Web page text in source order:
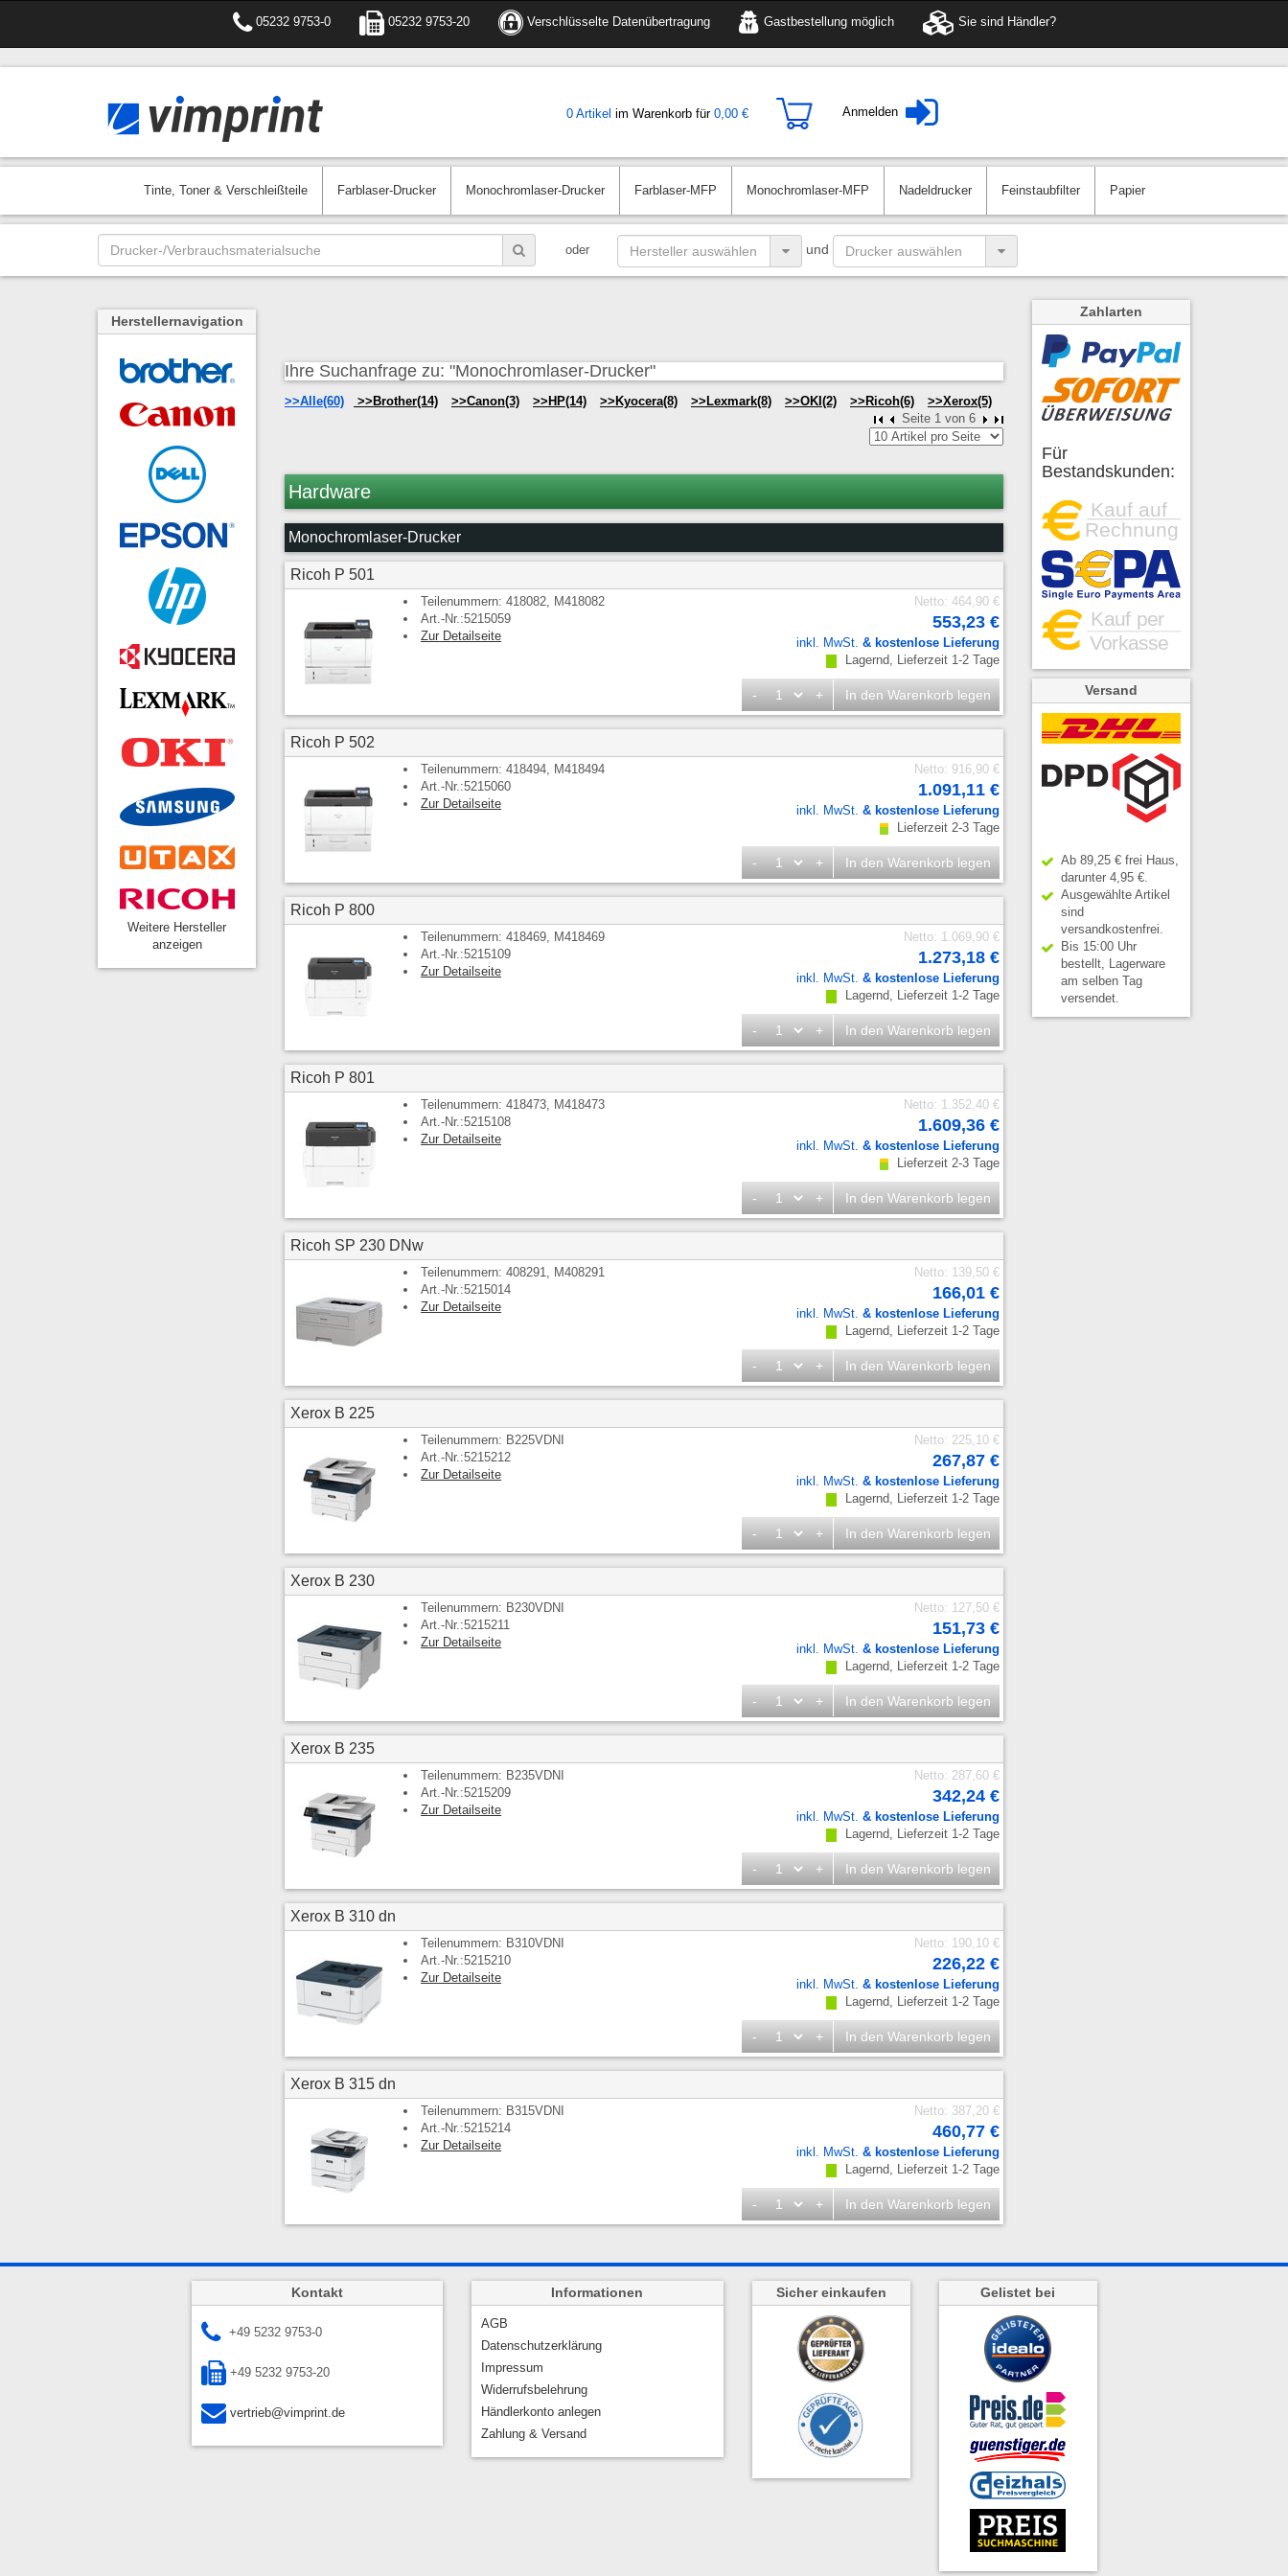
05232 9753-0 05232 9753-20 Verschlüsselte Datenübertragung Gastbestellung möglich Sie sind Händler?
0 Artikel im Warenkorb für0,00 € Anmelden
Tinte, Toner & Verschleißteile Farblaser-Drucker Monochromlaser-Drucker Farblaser-MFP Monochromlaser-MFP Nadeldrucker Feinstaubfilter Papier
oder und
Ihre Suchanfrage zu: "Monochromlaser-Drucker"
Alle(60) Brother(14) Canon(3) HP(14) Kyocera(8) Lexmark(8) OKI(2) Ricoh(6)
Xerox(5)
Seite 1 von 6
Hardware
Monochromlaser-Drucker
Ricoh P 501
Teilenummern: 418082, M418082
Art.-Nr.:5215059
Zur Detailseite
Netto: 464,90 €
553,23 €
inkl. MwSt. & kostenlose Lieferung
Lagernd, Lieferzeit 1-2 Tage
- + In den Warenkorb legen
Ricoh P 502
Teilenummern: 418494, M418494
Art.-Nr.:5215060
Zur Detailseite
Netto: 916,90 €
1.091,11 €
inkl. MwSt. & kostenlose Lieferung
Lieferzeit 2-3 Tage
- + In den Warenkorb legen
Ricoh P 800
Teilenummern: 418469, M418469
Art.-Nr.:5215109
Zur Detailseite
Netto: 1.069,90 €
1.273,18 €
inkl. MwSt. & kostenlose Lieferung
Lagernd, Lieferzeit 1-2 Tage
- + In den Warenkorb legen
Ricoh P 801
Teilenummern: 418473, M418473
Art.-Nr.:5215108
Zur Detailseite
Netto: 1.352,40 €
1.609,36 €
inkl. MwSt. & kostenlose Lieferung
Lieferzeit 2-3 Tage
- + In den Warenkorb legen
Ricoh SP 230 DNw
Teilenummern: 408291, M408291
Art.-Nr.:5215014
Zur Detailseite
Netto: 139,50 €
166,01 €
inkl. MwSt. & kostenlose Lieferung
Lagernd, Lieferzeit 1-2 Tage
- + In den Warenkorb legen
Xerox B 225
Teilenummern: B225VDNI
Art.-Nr.:5215212
Zur Detailseite
Netto: 225,10 €
267,87 €
inkl. MwSt. & kostenlose Lieferung
Lagernd, Lieferzeit 1-2 Tage
- + In den Warenkorb legen
Xerox B 230
Teilenummern: B230VDNI
Art.-Nr.:5215211
Zur Detailseite
Netto: 127,50 €
151,73 €
inkl. MwSt. & kostenlose Lieferung
Lagernd, Lieferzeit 1-2 Tage
- + In den Warenkorb legen
Xerox B 235
Teilenummern: B235VDNI
Art.-Nr.:5215209
Zur Detailseite
Netto: 287,60 €
342,24 €
inkl. MwSt. & kostenlose Lieferung
Lagernd, Lieferzeit 1-2 Tage
- + In den Warenkorb legen
Xerox B 310 dn
Teilenummern: B310VDNI
Art.-Nr.:5215210
Zur Detailseite
Netto: 190,10 €
226,22 €
inkl. MwSt. & kostenlose Lieferung
Lagernd, Lieferzeit 1-2 Tage
- + In den Warenkorb legen
Xerox B 315 dn
Teilenummern: B315VDNI
Art.-Nr.:5215214
Zur Detailseite
Netto: 387,20 €
460,77 €
inkl. MwSt. & kostenlose Lieferung
Lagernd, Lieferzeit 1-2 Tage
- + In den Warenkorb legen
Herstellernavigation
Weitere Hersteller
anzeigen
Zahlarten
Für
Bestandskunden:
Versand
Ab 89,25 € frei Haus,
darunter 4,95 €.
Ausgewählte Artikel
sind
versandkostenfrei.
Bis 15:00 Uhr
bestellt, Lagerware
am selben Tag
versendet.
Kontakt
+49 5232 9753-0
+49 5232 9753-20
vertrieb@vimprint.de
Informationen
AGB
Datenschutzerklärung
Impressum
Widerrufsbelehrung
Händlerkonto anlegen
Zahlung & Versand
Sicher einkaufen Gelistet bei